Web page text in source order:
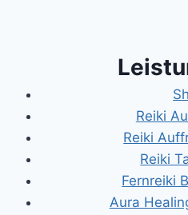
Reiki
Reiki
Reiki
Fernreiki
Aura